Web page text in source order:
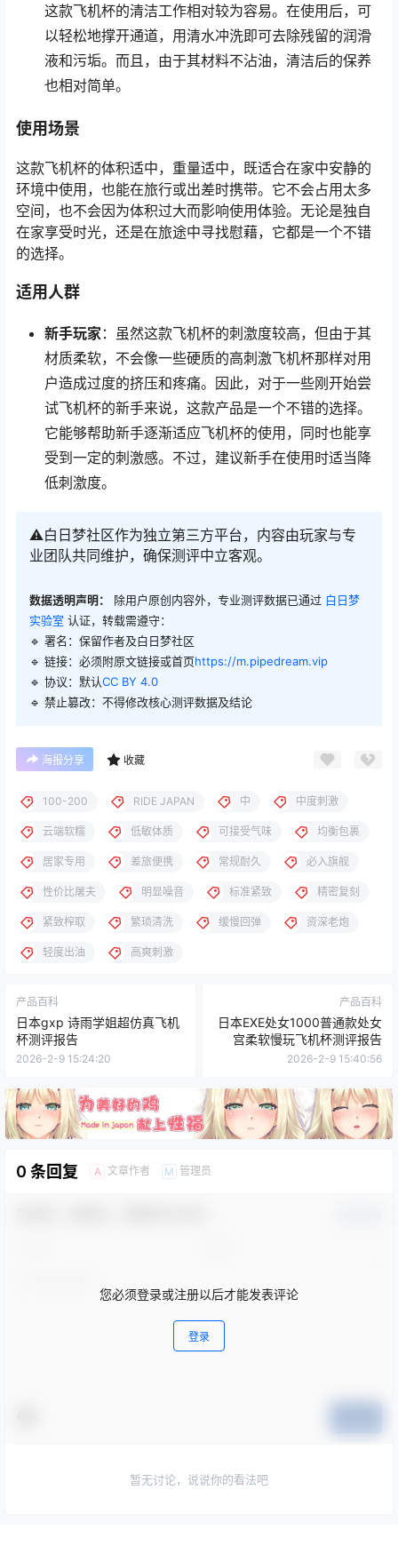
这款飞机杯的清洁工作相对较为容易。在使用后，可
以轻松地撑开通道，用清水冲洗即可去除残留的润滑
液和污垢。而且，由于其材料不沾油，清洁后的保养
也相对简单。
使用场景
这款飞机杯的体积适中，重量适中，既适合在家中安静的
环境中使用，也能在旅行或出差时携带。它不会占用太多
空间，也不会因为体积过大而影响使用体验。无论是独自
在家享受时光，还是在旅途中寻找慰藉，它都是一个不错
的选择。
适用人群
新手玩家 ：虽然这款飞机杯的刺激度较高，但由于其
材质柔软，不会像一些硬质的高刺激飞机杯那样对用
户造成过度的挤压和疼痛。因此，对于一些刚开始尝
试飞机杯的新手来说，这款产品是一个不错的选择。
它能够帮助新手逐渐适应飞机杯的使用，同时也能享
受到一定的刺激感。不过，建议新手在使用时适当降
低刺激度。
⚠️白日梦社区作为独立第三方平台，内容由玩家与专
业团队共同维护，确保测评中立客观。
数据透明声明： 除用户原创内容外，专业测评数据已通过 白日梦
实验室 认证，转载需遵守：
🔹 署名：保留作者及白日梦社区
🔹 链接：必须附原文链接或首页https://m.pipedream.vip
🔹 协议：默认CC BY 4.0
🔹 禁止篡改：不得修改核心测评数据及结论
海报分享 收藏
100-200 RIDE JAPAN 中 中度刺激
云端软糯 低敏体质 可接受气味 均衡包裹
居家专用 差旅便携 常规耐久 必入旗舰
性价比屠夫 明显噪音 标准紧致 精密复刻
紧致榨取 繁琐清洗 缓慢回弹 资深老炮
轻度出油 高爽刺激
产品百科
日本gxp 诗雨学姐超仿真飞机
杯测评报告
2026-2-9 15:24:20
产品百科
日本EXE处女1000普通款处女
宫柔软慢玩飞机杯测评报告
2026-2-9 15:40:56
0 条回复 A 文章作者 M 管理员
您必须登录或注册以后才能发表评论
登录
暂无讨论，说说你的看法吧